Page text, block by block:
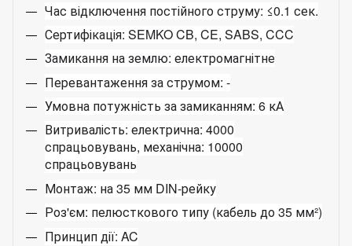
Час відключення постійного струму: ≤0.1 сек.
Сертифікація: SEMKO CB, CE, SABS, CCC
Замикання на землю: електромагнітне
Перевантаження за струмом: -
Умовна потужність за замиканням: 6 кА
Витривалість: електрична: 4000
спрацьовувань, механічна: 10000
спрацьовувань
Монтаж: на 35 мм DIN-рейку
Роз'єм: пелюсткового типу (кабель до 35 мм²)
Принцип дії: AC